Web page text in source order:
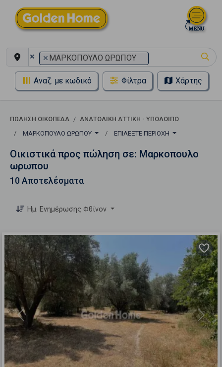
× × ΜΑΡΚΟΠΟΥΛΟ ΩΡΩΠΟΥ
Αναζ. με κωδικό Φίλτρα Χάρτης
ΠΏΛΗΣΗ ΟΙΚΌΠΕΔΑ
ΑΝΑΤΟΛΙΚΗ ΑΤΤΙΚΗ - ΥΠΟΛΟΙΠΟ
ΜΑΡΚΟΠΟΥΛΟ ΩΡΩΠΟΥ
ΕΠΙΛΈΞΤΕ ΠΕΡΙΟΧΉ
Οικιστικά προς πώληση σε: Μαρκοπουλο
ωρωπου
10 Αποτελέσματα
Ημ. Ενημέρωσης Φθίνον
Previous Next